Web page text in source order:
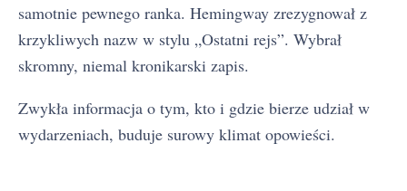
samotnie pewnego ranka. Hemingway zrezygnował z
krzykliwych nazw w stylu „Ostatni rejs”. Wybrał
skromny, niemal kronikarski zapis.
Zwykła informacja o tym, kto i gdzie bierze udział w
wydarzeniach, buduje surowy klimat opowieści.